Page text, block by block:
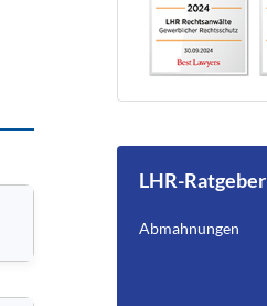
LHR-Ratgeber
Abmahnungen